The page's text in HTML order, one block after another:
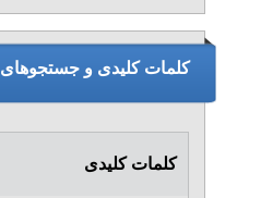
کلمات کلیدی و
کلمات کلیدی